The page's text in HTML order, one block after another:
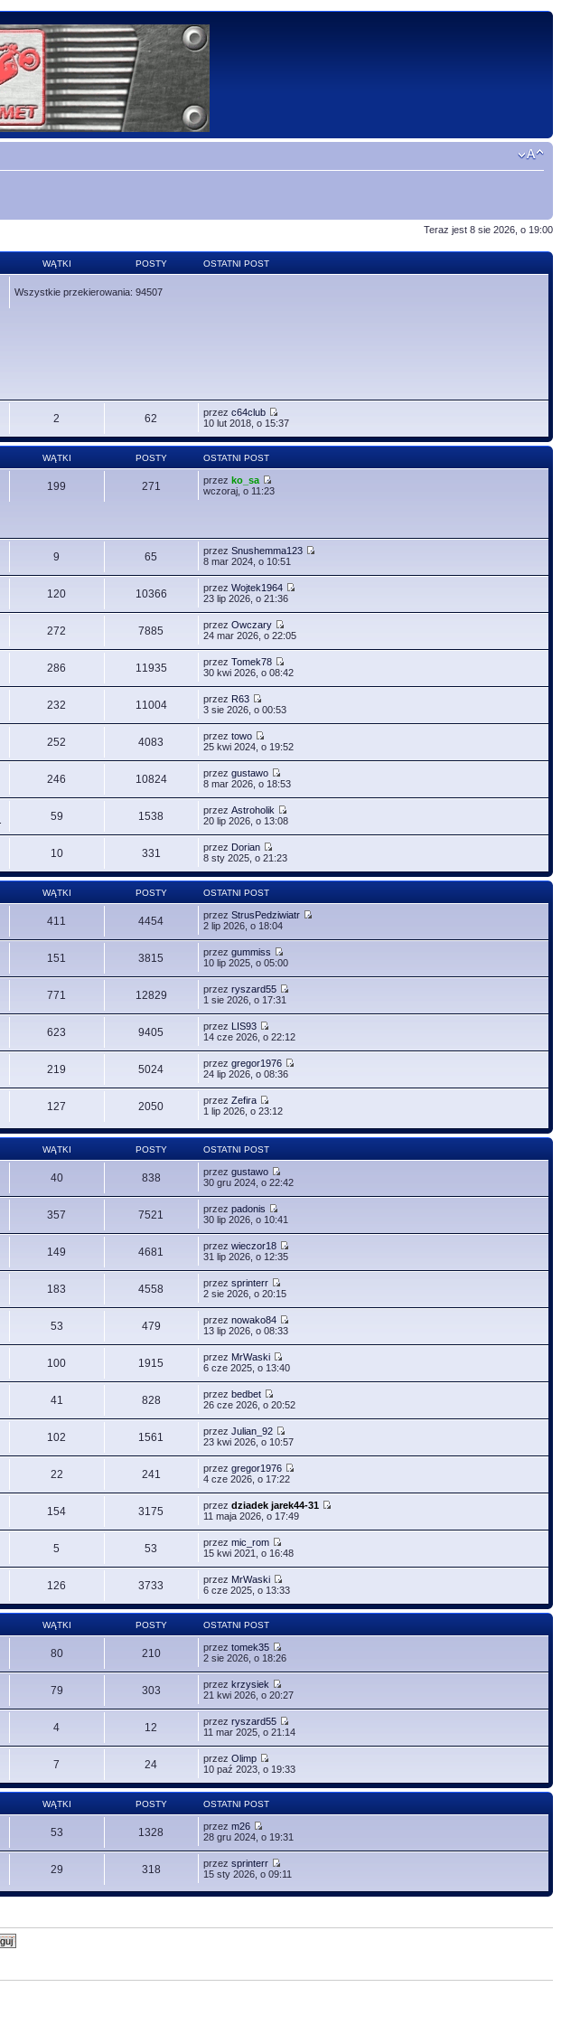
Teraz jest 8 sie 2026, o 19:00
WĄTKI POSTY OSTATNI POST
Wszystkie przekierowania: 94507
2 62 przezc64club
10 lut 2018, o 15:37
WĄTKI POSTY OSTATNI POST
199 271 przezko_sa
wczoraj, o 11:23
9 65 przezSnushemma123
8 mar 2024, o 10:51
120 10366 przezWojtek1964
23 lip 2026, o 21:36
272 7885 przezOwczary
24 mar 2026, o 22:05
286 11935 przezTomek78
30 kwi 2026, o 08:42
232 11004 przez R63
3 sie 2026, o 00:53
252 4083 przeztowo
25 kwi 2024, o 19:52
246 10824 przezgustawo
8 mar 2026, o 18:53
59 1538 przezAstroholik
20 lip 2026, o 13:08
10 331 przez Dorian
8 sty 2025, o 21:23
WĄTKI POSTY OSTATNI POST
411 4454 przezStrusPedziwiatr
2 lip 2026, o 18:04
151 3815 przezgummiss
10 lip 2025, o 05:00
771 12829 przezryszard55
1 sie 2026, o 17:31
623 9405 przez LIS93
14 cze 2026, o 22:12
219 5024 przezgregor1976
24 lip 2026, o 08:36
127 2050 przezZefira
1 lip 2026, o 23:12
WĄTKI POSTY OSTATNI POST
40 838 przezgustawo
30 gru 2024, o 22:42
357 7521 przezpadonis
30 lip 2026, o 10:41
149 4681 przezwieczor18
31 lip 2026, o 12:35
183 4558 przezsprinterr
2 sie 2026, o 20:15
53 479 przeznowako84
13 lip 2026, o 08:33
100 1915 przez MrWaski
6 cze 2025, o 13:40
41 828 przezbedbet
26 cze 2026, o 20:52
102 1561 przezJulian_92
23 kwi 2026, o 10:57
22 241 przezgregor1976
4 cze 2026, o 17:22
154 3175 przezdziadek jarek44-31
11 maja 2026, o 17:49
5 53 przezmic_rom
15 kwi 2021, o 16:48
126 3733 przez MrWaski
6 cze 2025, o 13:33
WĄTKI POSTY OSTATNI POST
80 210 przeztomek35
2 sie 2026, o 18:26
79 303 przezkrzysiek
21 kwi 2026, o 20:27
4 12 przezryszard55
11 mar 2025, o 21:14
7 24 przezOlimp
10 paź 2023, o 19:33
WĄTKI POSTY OSTATNI POST
53 1328 przezm26
28 gru 2024, o 19:31
29 318 przezsprinterr
15 sty 2026, o 09:11